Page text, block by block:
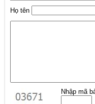
Họ tên
Nhập mã